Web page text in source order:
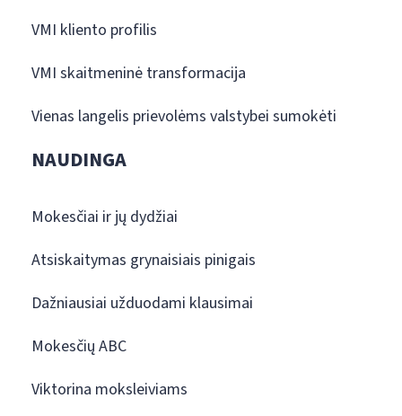
VMI kliento profilis
VMI skaitmeninė transformacija
Vienas langelis prievolėms valstybei sumokėti
NAUDINGA
Mokesčiai ir jų dydžiai
Atsiskaitymas grynaisiais pinigais
Dažniausiai užduodami klausimai
Mokesčių ABC
Viktorina moksleiviams